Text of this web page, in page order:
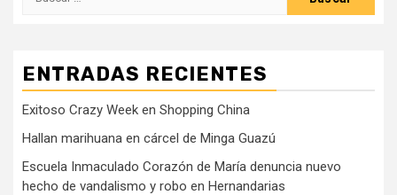
ENTRADAS RECIENTES
Exitoso Crazy Week en Shopping China
Hallan marihuana en cárcel de Minga Guazú
Escuela Inmaculado Corazón de María denuncia nuevo
hecho de vandalismo y robo en Hernandarias